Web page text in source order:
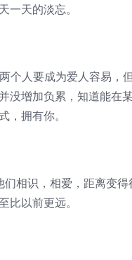
天的淡忘。
个人要成为爱人容易，
没增加负累，知道能在
拥有你。
相识，相爱，距离变得
以前更远。